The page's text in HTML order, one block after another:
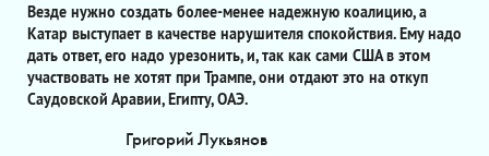
Везде нужно создать более-менее надежную коалицию, а
Катар выступает в качестве нарушителя спокойствия. Ему надо
дать ответ, его надо урезонить, и, так как сами США в этом
участвовать не хотят при Трампе, они отдают это на откуп
Саудовской Аравии, Египту, ОАЭ.
Григорий Лукьянов